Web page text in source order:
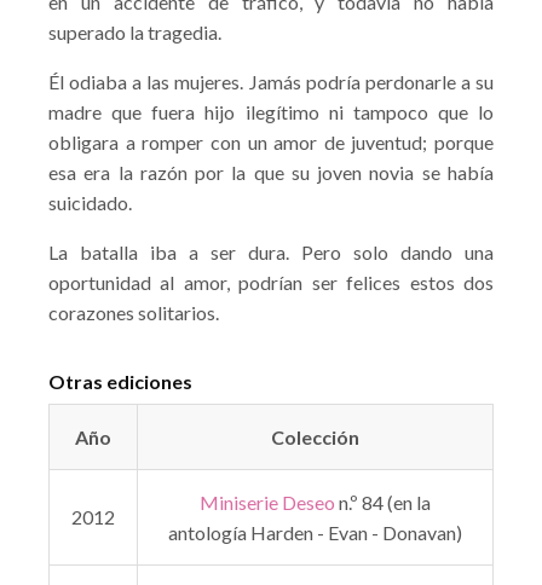
superado la tragedia.
Él odiaba a las mujeres. Jamás podría perdonarle a su
madre que fuera hijo ilegítimo ni tampoco que lo
obligara a romper con un amor de juventud; porque
esa era la razón por la que su joven novia se había
suicidado.
La batalla iba a ser dura. Pero solo dando una
oportunidad al amor, podrían ser felices estos dos
corazones solitarios.
Otras ediciones
Año Colección
2012
Miniserie Deseo n.º 84 (en la
antología Harden - Evan - Donavan)